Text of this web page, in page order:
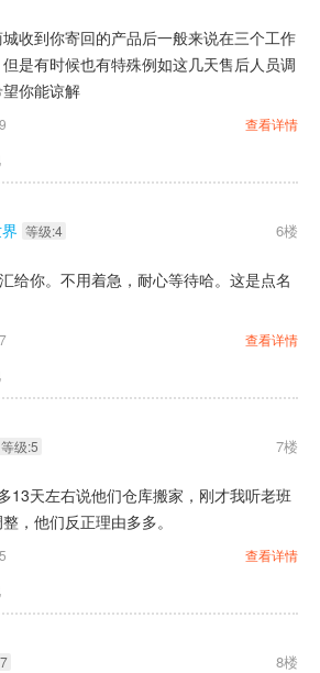
收到你寄回的产品后一般来说在三个工作
是有时候也有特殊例如这几天售后人员调
你能谅解
查看详情
等级:4 6楼
给你。不用着急，耐心等待哈。这是点名
查看详情
等级:5 7楼
13天左右说他们仓库搬家，刚才我听老班
，他们反正理由多多。
查看详情
8楼